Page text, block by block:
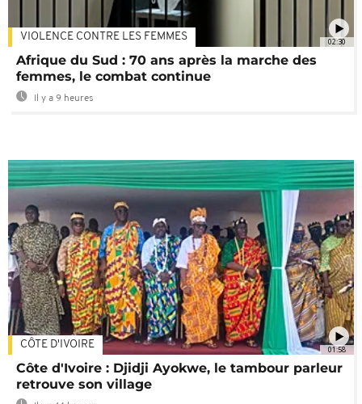
02:30
VIOLENCE CONTRE LES FEMMES
Afrique du Sud : 70 ans après la marche des
femmes, le combat continue
Il y a 9 heures
01:58
CÔTE D'IVOIRE
Côte d'Ivoire : Djidji Ayokwe, le tambour parleur
retrouve son village